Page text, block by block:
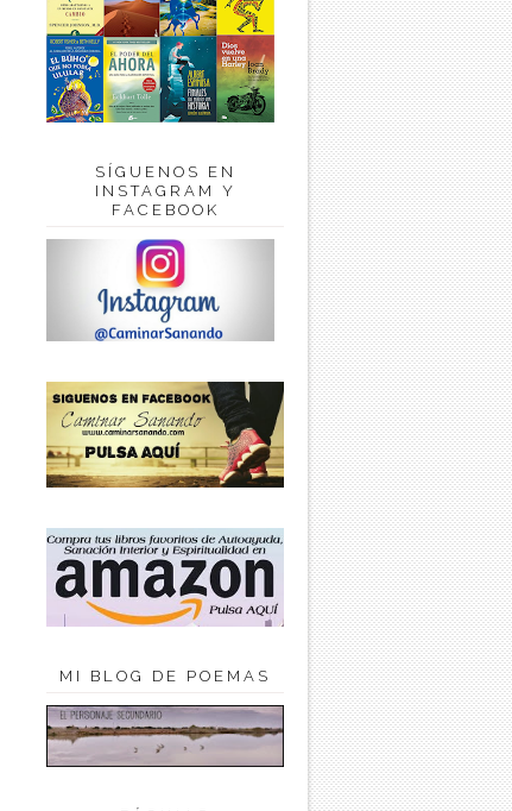
SÍGUENOS EN
INSTAGRAM Y
FACEBOOK
MI BLOG DE POEMAS